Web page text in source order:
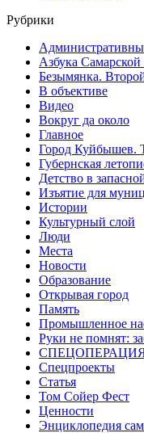
Рубрики
Азбука Самарской
Безымянка.
В объективе
Видео
Вокруг да около
Главное
Город Куйбышев.
Губернская
Детство в
Изъятие для
Истории
Культурный слой
Люди
Места
Новости
Образование
Открывая город
Память
Промышленное
Руки не помнят:
Спецпроекты
Статья
Том Сойер Фест
Ценности
Энциклопедия